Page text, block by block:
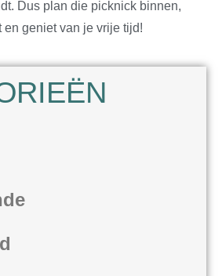
Dus plan die picknick binnen,
en geniet van je vrije tijd!